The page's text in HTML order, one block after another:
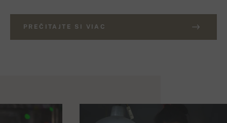
PREČITAJTE SI VIAC